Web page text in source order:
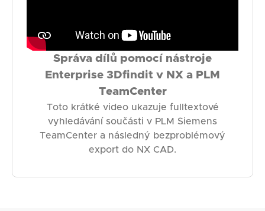
Správa dílů pomocí nástroje
Enterprise 3Dfindit v NX a PLM
TeamCenter
Toto krátké video ukazuje fulltextové
vyhledávání součásti v PLM Siemens
TeamCenter a následný bezproblémový
export do NX CAD.